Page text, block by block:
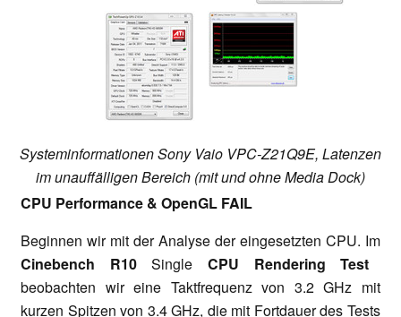
Systeminformationen Sony Vaio VPC-Z21Q9E, Latenzen
im unauffälligen Bereich (mit und ohne Media Dock)
CPU Performance & OpenGL FAIL
Beginnen wir mit der Analyse der eingesetzten CPU. Im
Cinebench R10SingleCPU Rendering Test
beobachten wir eine Taktfrequenz von 3.2 GHz mit
kurzen Spitzen von 3.4 GHz, die mit Fortdauer des Tests